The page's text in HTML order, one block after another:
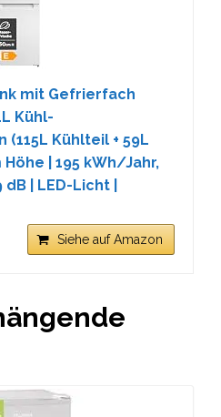
mit Gefrierfach
Kühl-
Kühlteil + 59L
| 195 kWh/Jahr,
| LED-Licht |
Siehe auf Amazon